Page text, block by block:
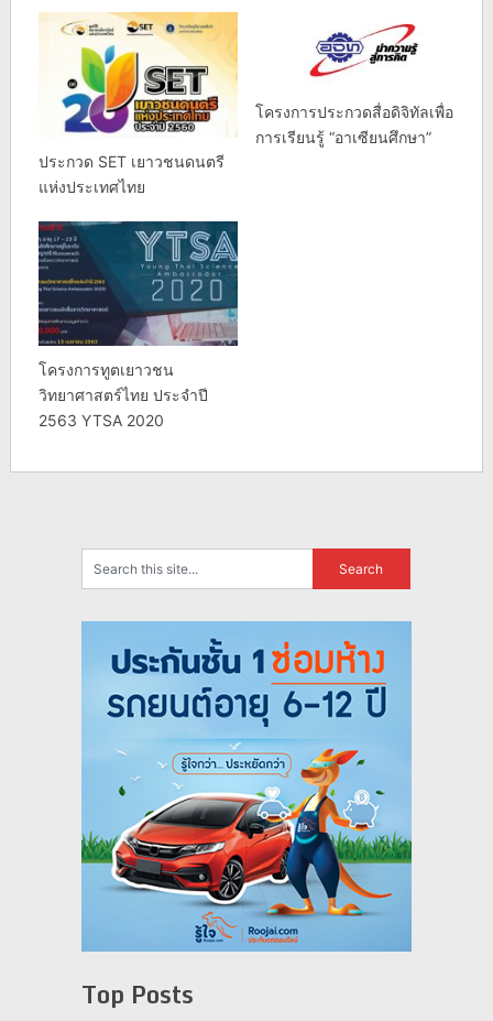
ประกวด SET เยาวชนดนตรี
แห่งประเทศไทย
โครงการประกวดสื่อดิจิทัลเพื่อ
การเรียนรู้ “อาเซียนศึกษา”
โครงการทูตเยาวชน
วิทยาศาสตร์ไทย ประจำปี
2563 YTSA 2020
Top Posts